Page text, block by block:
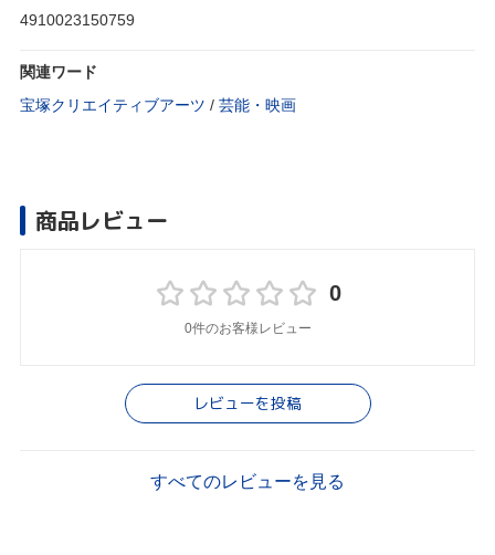
4910023150759
関連ワード
宝塚クリエイティブアーツ / 芸能・映画
商品レビュー
0
0件のお客様レビュー
レビューを投稿
すべてのレビューを見る